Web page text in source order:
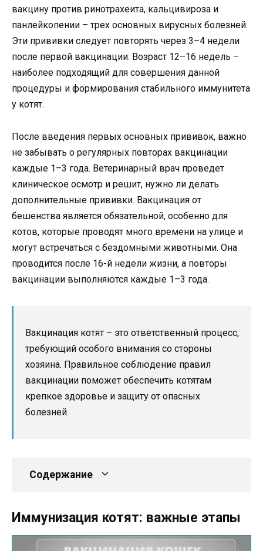
вакцину против ринотрахеита, кальцивироза и
панлейкопении – трех основных вирусных болезней.
Эти прививки следует повторять через 3–4 недели
после первой вакцинации. Возраст 12–16 недель –
наиболее подходящий для совершения данной
процедуры и формирования стабильного иммунитета
у котят.
После введения первых основных прививок, важно
не забывать о регулярных повторах вакцинации
каждые 1–3 года. Ветеринарный врач проведет
клиническое осмотр и решит, нужно ли делать
дополнительные прививки. Вакцинация от
бешенства является обязательной, особенно для
котов, которые проводят много времени на улице и
могут встречаться с бездомными животными. Она
проводится после 16-й недели жизни, а повторы
вакцинации выполняются каждые 1–3 года.
Вакцинация котят – это ответственный процесс,
требующий особого внимания со стороны
хозяина. Правильное соблюдение правил
вакцинации поможет обеспечить котятам
крепкое здоровье и защиту от опасных
болезней.
Содержание
Иммунизация котят: важные этапы